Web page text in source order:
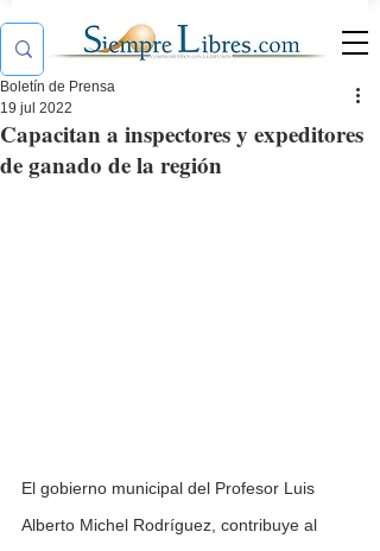
Capacitan a inspectores y expeditores
de ganado de la región
Boletín de Prensa
19 jul 2022
El gobierno municipal del Profesor Luis
Alberto Michel Rodríguez, contribuye al